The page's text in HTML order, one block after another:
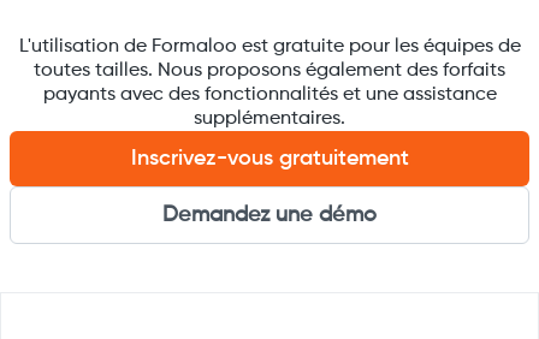
L'utilisation de Formaloo est gratuite pour les équipes de
toutes tailles. Nous proposons également des forfaits
payants avec des fonctionnalités et une assistance
supplémentaires.
Inscrivez-vous gratuitement
Demandez une démo